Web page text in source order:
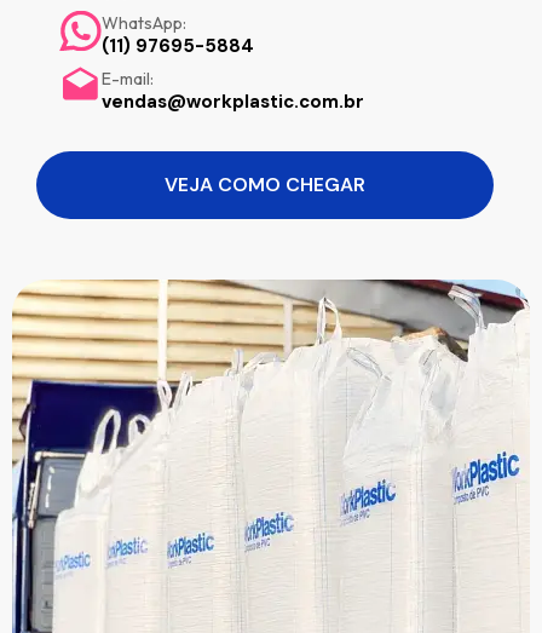
WhatsApp:
(11) 97695-5884
E-mail:
vendas@workplastic.com.br
VEJA COMO CHEGAR